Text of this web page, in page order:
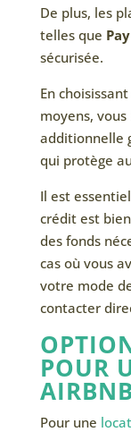
De plus, les
telles que
sécurisée.
En
moyens,
additionnelle
qui protège
Il est
crédit est bien
des fonds
cas où vous
votre mode
contacter
POUR
AIRBNB
Pour une